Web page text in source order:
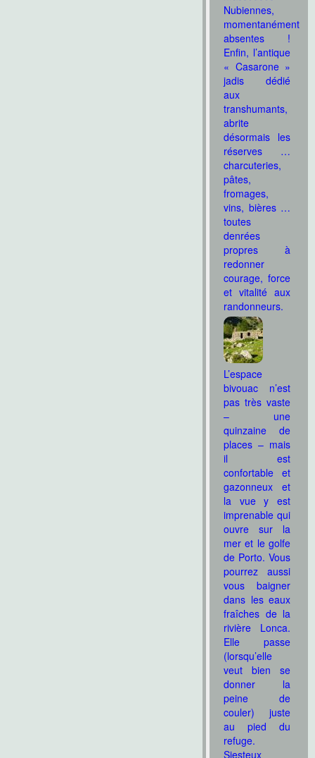
Nubiennes,
momentanément
absentes !
Enfin, l’antique
« Casarone »
jadis dédié
aux
transhumants,
abrite
désormais les
réserves …
charcuteries,
pâtes,
fromages,
vins, bières …
toutes
denrées
propres à
redonner
courage, force
et vitalité aux
randonneurs.
L’espace
bivouac n’est
pas très vaste
– une
quinzaine de
places – mais
il est
confortable et
gazonneux et
la vue y est
imprenable qui
ouvre sur la
mer et le golfe
de Porto. Vous
pourrez aussi
vous baigner
dans les eaux
fraîches de la
rivière Lonca.
Elle passe
(lorsqu’elle
veut bien se
donner la
peine de
couler) juste
au pied du
refuge.
Siesteux